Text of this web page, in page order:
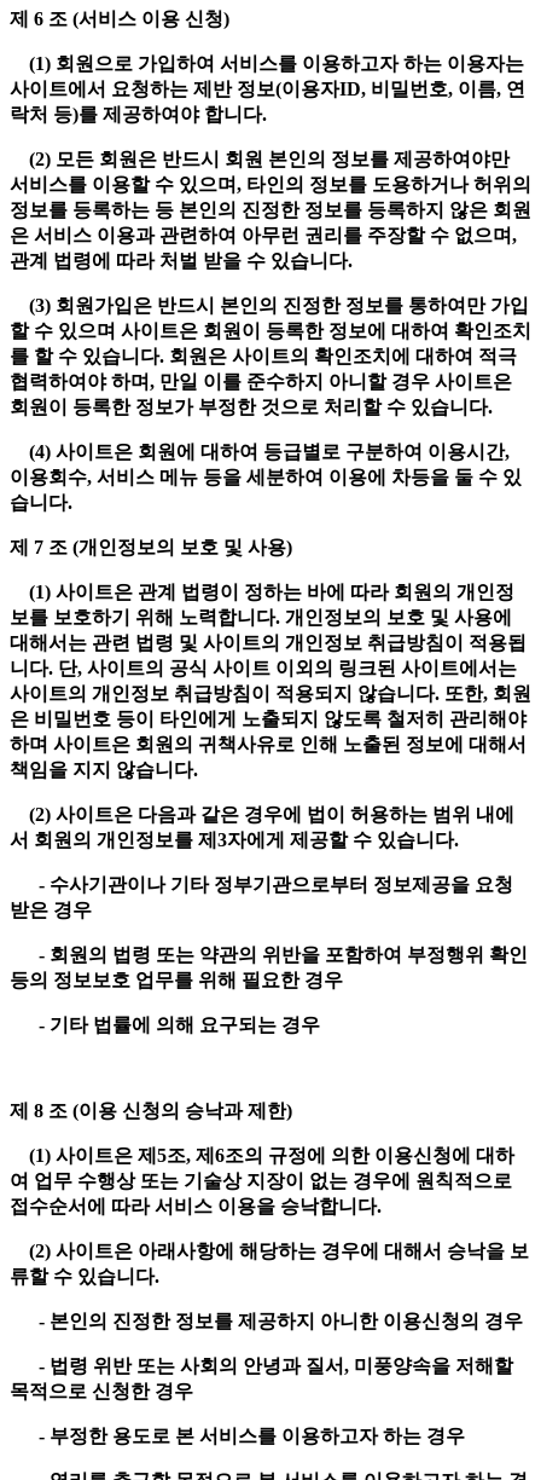
제 6 조 (서비스 이용 신청)
(1) 회원으로 가입하여 서비스를 이용하고자 하는 이용자는
사이트에서 요청하는 제반 정보(이용자ID, 비밀번호, 이름, 연
락처 등)를 제공하여야 합니다.
(2) 모든 회원은 반드시 회원 본인의 정보를 제공하여야만
서비스를 이용할 수 있으며, 타인의 정보를 도용하거나 허위의
정보를 등록하는 등 본인의 진정한 정보를 등록하지 않은 회원
은 서비스 이용과 관련하여 아무런 권리를 주장할 수 없으며,
관계 법령에 따라 처벌 받을 수 있습니다.
(3) 회원가입은 반드시 본인의 진정한 정보를 통하여만 가입
할 수 있으며 사이트은 회원이 등록한 정보에 대하여 확인조치
를 할 수 있습니다. 회원은 사이트의 확인조치에 대하여 적극
협력하여야 하며, 만일 이를 준수하지 아니할 경우 사이트은
회원이 등록한 정보가 부정한 것으로 처리할 수 있습니다.
(4) 사이트은 회원에 대하여 등급별로 구분하여 이용시간,
이용회수, 서비스 메뉴 등을 세분하여 이용에 차등을 둘 수 있
습니다.
제 7 조 (개인정보의 보호 및 사용)
(1) 사이트은 관계 법령이 정하는 바에 따라 회원의 개인정
보를 보호하기 위해 노력합니다. 개인정보의 보호 및 사용에
대해서는 관련 법령 및 사이트의 개인정보 취급방침이 적용됩
니다. 단, 사이트의 공식 사이트 이외의 링크된 사이트에서는
사이트의 개인정보 취급방침이 적용되지 않습니다. 또한, 회원
은 비밀번호 등이 타인에게 노출되지 않도록 철저히 관리해야
하며 사이트은 회원의 귀책사유로 인해 노출된 정보에 대해서
책임을 지지 않습니다.
(2) 사이트은 다음과 같은 경우에 법이 허용하는 범위 내에
서 회원의 개인정보를 제3자에게 제공할 수 있습니다.
- 수사기관이나 기타 정부기관으로부터 정보제공을 요청
받은 경우
- 회원의 법령 또는 약관의 위반을 포함하여 부정행위 확인
등의 정보보호 업무를 위해 필요한 경우
- 기타 법률에 의해 요구되는 경우
제 8 조 (이용 신청의 승낙과 제한)
(1) 사이트은 제5조, 제6조의 규정에 의한 이용신청에 대하
여 업무 수행상 또는 기술상 지장이 없는 경우에 원칙적으로
접수순서에 따라 서비스 이용을 승낙합니다.
(2) 사이트은 아래사항에 해당하는 경우에 대해서 승낙을 보
류할 수 있습니다.
- 본인의 진정한 정보를 제공하지 아니한 이용신청의 경우
- 법령 위반 또는 사회의 안녕과 질서, 미풍양속을 저해할
목적으로 신청한 경우
- 부정한 용도로 본 서비스를 이용하고자 하는 경우